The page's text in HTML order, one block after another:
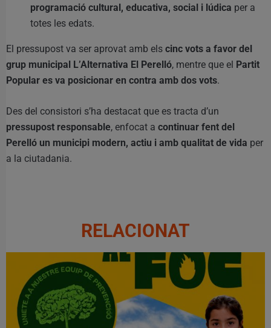
programació cultural, educativa, social i lúdica per a
totes les edats.
El pressupost va ser aprovat amb els cinc vots a favor del
grup municipal L’Alternativa El Perelló, mentre que el Partit
Popular es va posicionar en contra amb dos vots.
Des del consistori s’ha destacat que es tracta d’un
pressupost responsable, enfocat a continuar fent del
Perelló un municipi modern, actiu i amb qualitat de vida per
a la ciutadania.
RELACIONAT